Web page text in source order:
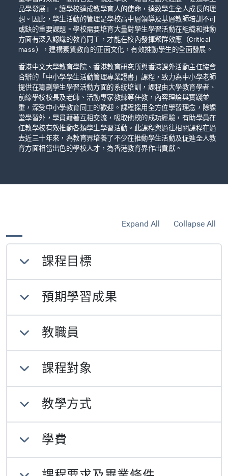
品學發展」，讓學校達成教學育人的使命，達致學生全人成長的理
想。因此，學生活動的管理是學校高中層領導及基層教師培訓不可
或缺的重要課題。學校需要培育大量對學生學習活動在組織和推動
方面有深入認識的教育同工，才能在校內發揮聚群效應（Critical
mass），建構素質教育的正面文化，有效推動學生的全面發展。
香港中文大學教育學院、香港教育研究所與香港課外活動主任協會
合辦的「中小學學生活動管理專業證書」課程，致力為中小學老師
提供在籌劃學生學習活動方面的系統培訓，課程由大學教育學者、
前線學校校長及老師、活動專家教練等任教，內容理論與實踐並
重，深受中小學教育同工的歡迎。課程採用全方位學習理念，除課
堂學習外，學員藉著互相交流，吸取他校的成功經驗，有助學員在
任教學校有效推動各類學生學習活動。此課程與過往相關課程在過
去近三十年來，為教育界堷養了不少在推動學生活動及促進全人教
育方面相當出色的學校人才，為香港教育界作出貢獻。
Expand All Collapse All
課程目標
預期學習成果
教職員
課程對象
教學方式
學費